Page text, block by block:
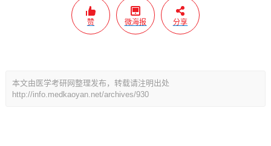
赞 微海报 分享
本文由医学考研网整理发布，转载请注明出处
http://info.medkaoyan.net/archives/930